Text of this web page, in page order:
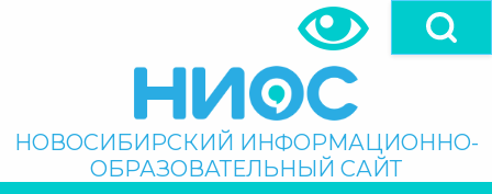
Поиск
НОВОСИБИРСКИЙ ИНФОРМАЦИОННО-
ОБРАЗОВАТЕЛЬНЫЙ САЙТ